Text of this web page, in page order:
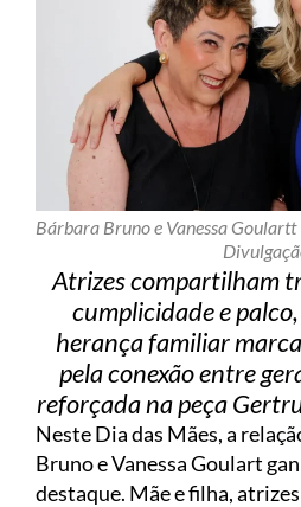
Bárbara Bruno e Vanessa
Atrizes compartilham
cumplicidade e
herança familiar
pela conexão entre
reforçada na peça
Neste Dia das Mães, a
Bruno e Vanessa Goulart
destaque. Mãe e filha,